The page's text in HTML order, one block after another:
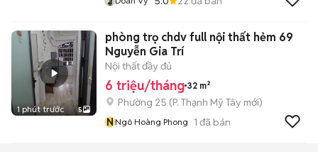
1 phút trước 5
phòng trọ chdv full nội thất hẻm 69
Nguyễn Gia Trí
Nội thất đầy đủ
6 triệu/tháng 32 m²
Phường 25 (P. Thạnh Mỹ Tây mới)
NNgô Hoàng Phong 1 đã bán